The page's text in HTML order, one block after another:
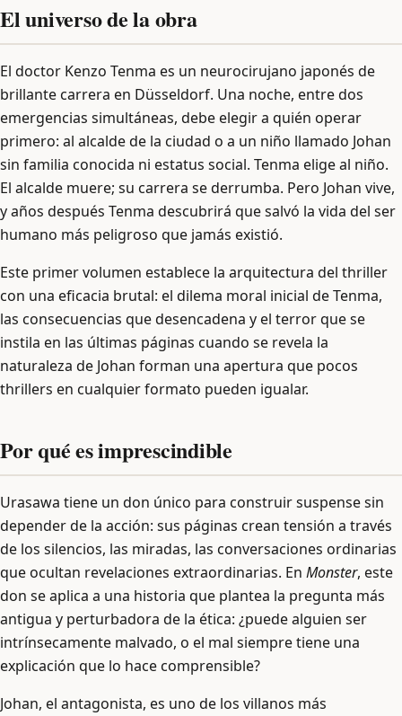
El universo de la obra
El doctor Kenzo Tenma es un neurocirujano japonés de
brillante carrera en Düsseldorf. Una noche, entre dos
emergencias simultáneas, debe elegir a quién operar
primero: al alcalde de la ciudad o a un niño llamado Johan
sin familia conocida ni estatus social. Tenma elige al niño.
El alcalde muere; su carrera se derrumba. Pero Johan vive,
y años después Tenma descubrirá que salvó la vida del ser
humano más peligroso que jamás existió.
Este primer volumen establece la arquitectura del thriller
con una eficacia brutal: el dilema moral inicial de Tenma,
las consecuencias que desencadena y el terror que se
instila en las últimas páginas cuando se revela la
naturaleza de Johan forman una apertura que pocos
thrillers en cualquier formato pueden igualar.
Por qué es imprescindible
Urasawa tiene un don único para construir suspense sin
depender de la acción: sus páginas crean tensión a través
de los silencios, las miradas, las conversaciones ordinarias
que ocultan revelaciones extraordinarias. En Monster, este
don se aplica a una historia que plantea la pregunta más
antigua y perturbadora de la ética: ¿puede alguien ser
intrínsecamente malvado, o el mal siempre tiene una
explicación que lo hace comprensible?
Johan, el antagonista, es uno de los villanos más